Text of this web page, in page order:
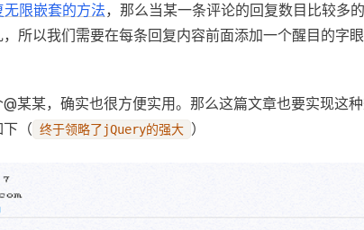
限嵌套的方法，那么当某一条评论的回复数目比较多
所以我们需要在每条回复内容前面添加一个醒目的字
某某，确实也很方便实用。那么这篇文章也要实现这
（ 终于领略了jQuery的强大 ）